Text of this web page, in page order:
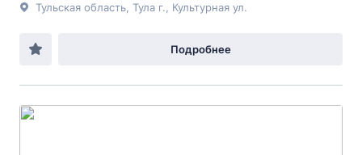
Тульская область, Тула г., Культурная ул.
Подробнее